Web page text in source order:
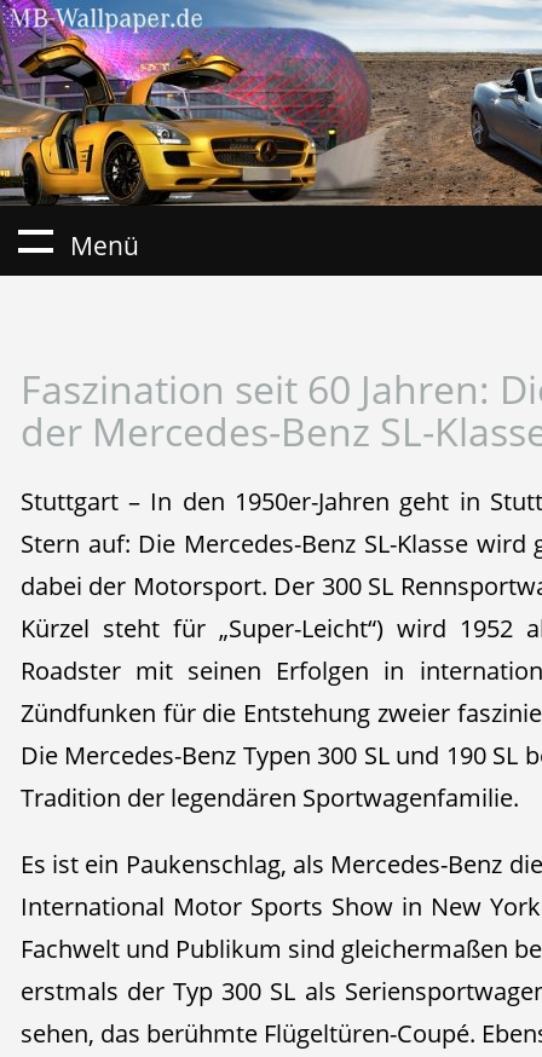
Menü
Faszination seit 60 Jahren:
der Mercedes-Benz SL-
Stuttgart – In den 1950er-Jahren geht in
Stern auf: Die Mercedes-Benz SL-Klasse
dabei der Motorsport. Der 300 SL
Kürzel steht für „Super-Leicht“) wird 1952
Roadster mit seinen Erfolgen in
Zündfunken für die Entstehung zweier
Die Mercedes-Benz Typen 300 SL und 190 SL
Tradition der legendären Sportwagenfamilie.
Es ist ein Paukenschlag, als Mercedes-Benz
International Motor Sports Show in New
Fachwelt und Publikum sind gleichermaßen
erstmals der Typ 300 SL als
sehen, das berühmte Flügeltüren-Coupé.